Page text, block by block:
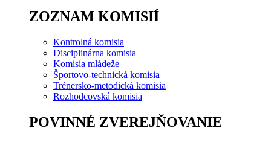
ZOZNAM KOMISIÍ
Kontrolná komisia
Disciplinárna komisia
Komisia mládeže
Športovo-technická komisia
Trénersko-metodická komisia
Rozhodcovská komisia
POVINNÉ ZVEREJŇOVANIE